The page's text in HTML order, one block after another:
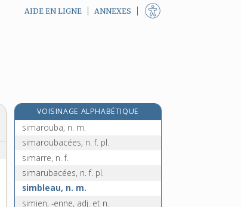
AIDE EN LIGNE ANNEXES
VOISINAGE ALPHABÉTIQUE
simandre, n. f.
simarouba, n. m.
simaroubacées, n. f. pl.
simarre, n. f.
simarubacées, n. f. pl.
simbleau, n. m.
simien, -enne, adj. et n.